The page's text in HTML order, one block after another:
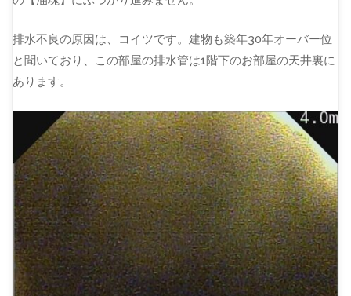
排水不良の原因は、コイツです。建物も築年30年オーバー位
と聞いており、この部屋の排水管は1階下のお部屋の天井裏に
あります。